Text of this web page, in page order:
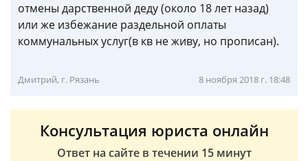
отмены дарственной деду (около 18 лет назад)
или же избежание раздельной оплаты
коммунальных услуг(в кв не живу, но прописан).
Дмитрий, г. Рязань 8 ноября 2018 г. 18:48
Консультация юриста онлайн
Ответ на сайте в течении 15 минут